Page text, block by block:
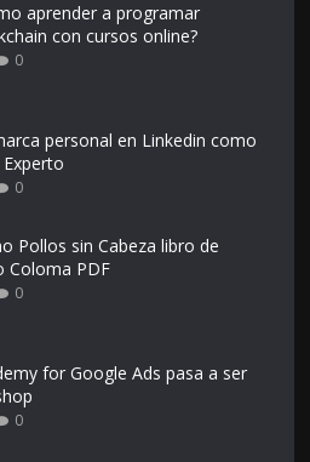
aprender a programar
con cursos online?
0
personal en Linkedin como
0
Pollos sin Cabeza libro de
Coloma PDF
0
for Google Ads pasa a ser
0